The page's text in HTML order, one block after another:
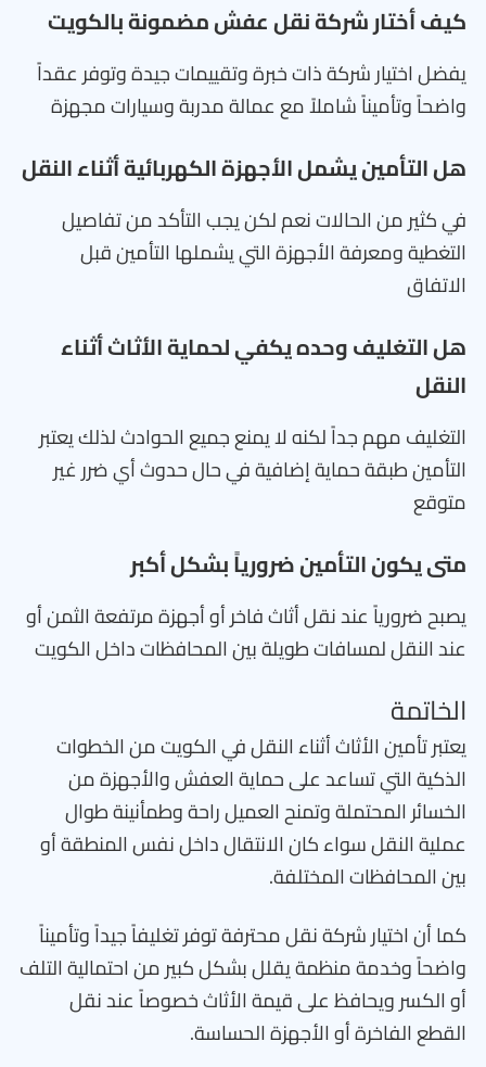
كيف أختار شركة نقل عفش مضمونة بالكويت
يفضل اختيار شركة ذات خبرة وتقييمات جيدة وتوفر عقداً
واضحاً وتأميناً شاملاً مع عمالة مدربة وسيارات مجهزة
هل التأمين يشمل الأجهزة الكهربائية أثناء النقل
في كثير من الحالات نعم لكن يجب التأكد من تفاصيل
التغطية ومعرفة الأجهزة التي يشملها التأمين قبل
الاتفاق
هل التغليف وحده يكفي لحماية الأثاث أثناء
النقل
التغليف مهم جداً لكنه لا يمنع جميع الحوادث لذلك يعتبر
التأمين طبقة حماية إضافية في حال حدوث أي ضرر غير
متوقع
متى يكون التأمين ضرورياً بشكل أكبر
يصبح ضرورياً عند نقل أثاث فاخر أو أجهزة مرتفعة الثمن أو
عند النقل لمسافات طويلة بين المحافظات داخل الكويت
الخاتمة
يعتبر تأمين الأثاث أثناء النقل في الكويت من الخطوات
الذكية التي تساعد على حماية العفش والأجهزة من
الخسائر المحتملة وتمنح العميل راحة وطمأنينة طوال
عملية النقل سواء كان الانتقال داخل نفس المنطقة أو
بين المحافظات المختلفة.
كما أن اختيار شركة نقل محترفة توفر تغليفاً جيداً وتأميناً
واضحاً وخدمة منظمة يقلل بشكل كبير من احتمالية التلف
أو الكسر ويحافظ على قيمة الأثاث خصوصاً عند نقل
القطع الفاخرة أو الأجهزة الحساسة.